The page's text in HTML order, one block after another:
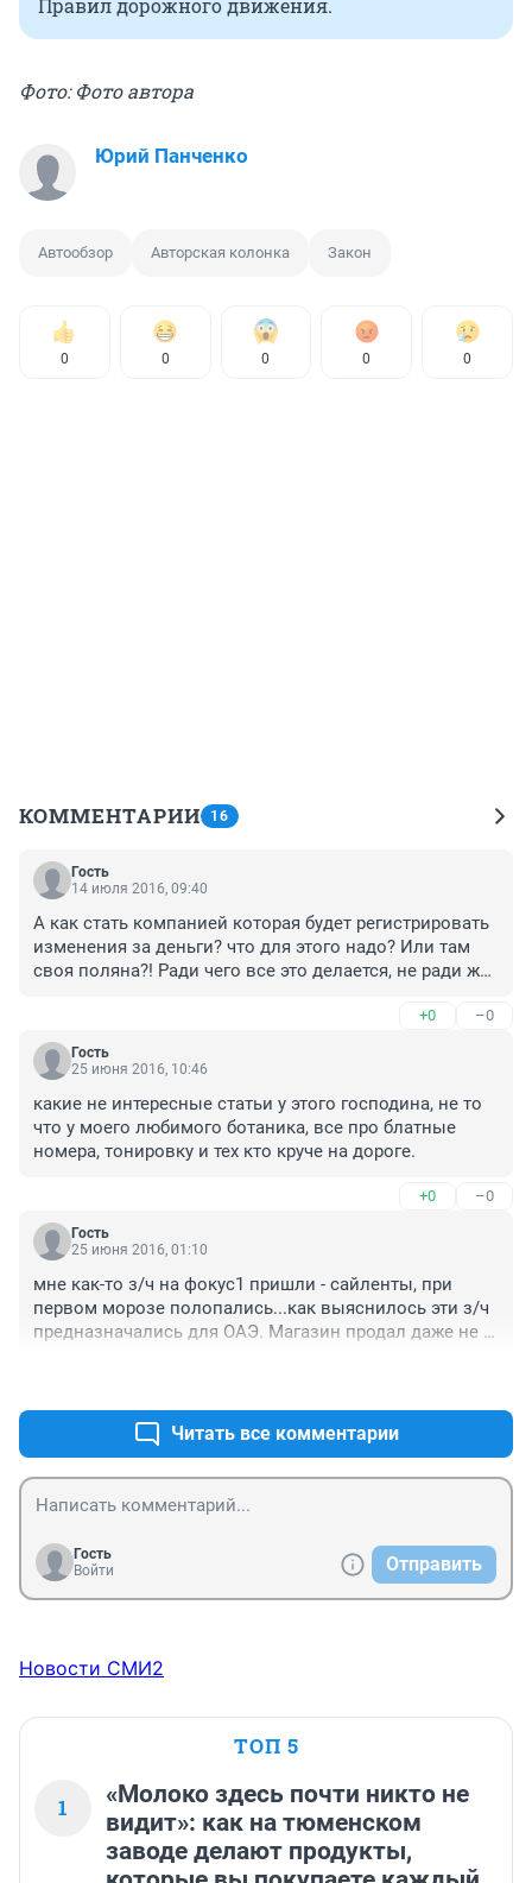
Фото: Фото автора
Юрий Панченко
Автообзор Авторская колонка Закон
0 0 0 0 0
КОММЕНТАРИИ 16
Гость
14 июля 2016, 09:40
А как стать компанией которая будет регистрировать
изменения за деньги? что для этого надо? Или там
своя поляна?! Ради чего все это делается, не ради же
Безопасность она вам точно не нужна, бабки вот что
вам надо.
+0 –0
Гость
25 июня 2016, 10:46
какие не интересные статьи у этого господина, не то
что у моего любимого ботаника, все про блатные
номера, тонировку и тех кто круче на дороге.
+0 –0
Гость
25 июня 2016, 01:10
мне как-то з/ч на фокус1 пришли - сайленты, при
первом морозе полопались...как выяснилось эти з/ч
предназначались для ОАЭ. Магазин продал даже не
Читать все комментарии
Гость
Войти
Отправить
Новости СМИ2
ТОП 5
1
«Молоко здесь почти никто не
видит»: как на тюменском
заводе делают продукты,